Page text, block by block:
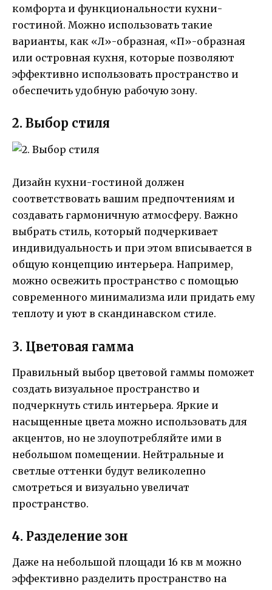
комфорта и функциональности кухни-
гостиной. Можно использовать такие
варианты, как «Л»-образная, «П»-образная
или островная кухня, которые позволяют
эффективно использовать пространство и
обеспечить удобную рабочую зону.
2. Выбор стиля
Дизайн кухни-гостиной должен
соответствовать вашим предпочтениям и
создавать гармоничную атмосферу. Важно
выбрать стиль, который подчеркивает
индивидуальность и при этом вписывается в
общую концепцию интерьера. Например,
можно освежить пространство с помощью
современного минимализма или придать ему
теплоту и уют в скандинавском стиле.
3. Цветовая гамма
Правильный выбор цветовой гаммы поможет
создать визуальное пространство и
подчеркнуть стиль интерьера. Яркие и
насыщенные цвета можно использовать для
акцентов, но не злоупотребляйте ими в
небольшом помещении. Нейтральные и
светлые оттенки будут великолепно
смотреться и визуально увеличат
пространство.
4. Разделение зон
Даже на небольшой площади 16 кв м можно
эффективно разделить пространство на